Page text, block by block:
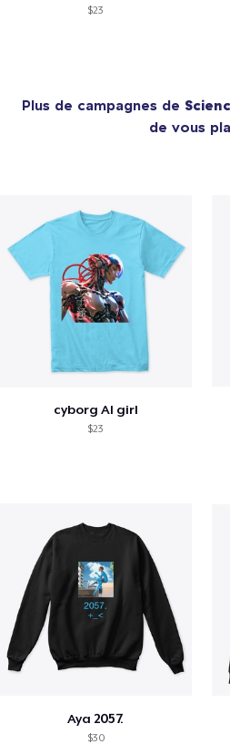
$23
Plus de campagnes de
de vous
cyborg AI girl
$23
Aya 2057.
$30